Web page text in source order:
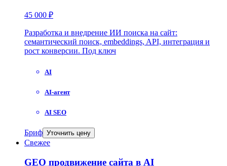
45 000 ₽
Разработка и внедрение ИИ поиска на сайт:
семантический поиск, embeddings, API, интеграция и
рост конверсии. Под ключ
AI
AI-агент
AI SEO
Бриф Уточнить цену
Свежее
GEO продвижение сайта в AI